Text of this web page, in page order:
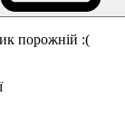
порожній :(